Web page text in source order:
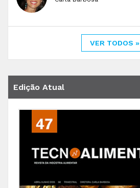
VER TODOS »
Edição Atual